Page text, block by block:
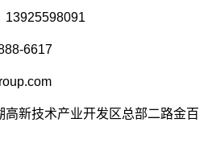
13925598091
6617
高新技术产业开发区总部二路金百